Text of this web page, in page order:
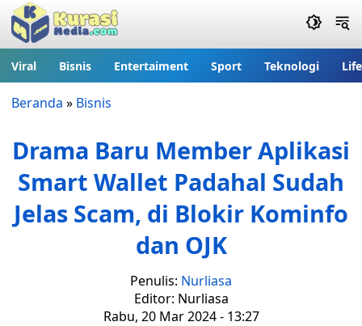
Viral Bisnis Entertaiment Sport Teknologi
Beranda » Bisnis
Drama Baru Member Aplikasi
Smart Wallet Padahal Sudah
Jelas Scam, di Blokir Kominfo
dan OJK
Penulis: Nurliasa
Editor: Nurliasa
Rabu, 20 Mar 2024 - 13:27